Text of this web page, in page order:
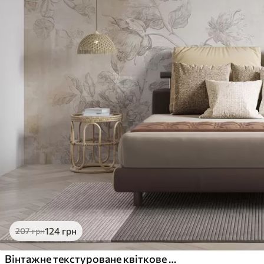
207грн124 грн
Вінтажне текстуроване квіткове мистецтво з ілюстраціями ніжних садових квітів і листя в стилі малюнка, м'які пастельні бежеві та сепійні тони